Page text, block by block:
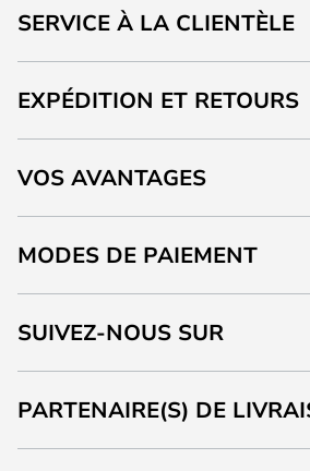
SERVICE À LA CLIENTÈLE
EXPÉDITION ET RETOURS
VOS AVANTAGES
MODES DE PAIEMENT
SUIVEZ-NOUS SUR
PARTENAIRE(S) DE